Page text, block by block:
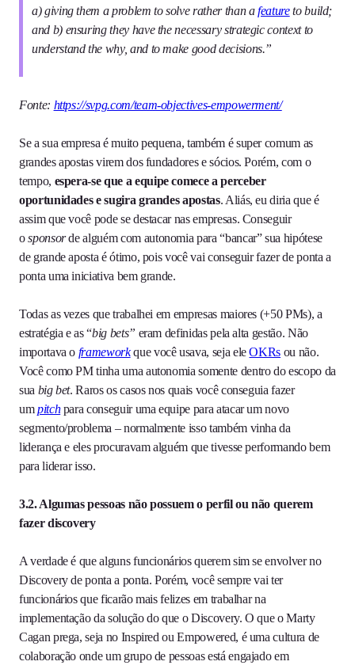
a) giving them a problem to solve rather than afeatureto build;
and b) ensuring they have the necessary strategic context to
understand the why, and to make good decisions.”
Fonte: https://svpg.com/team-objectives-empowerment/
Se a sua empresa é muito pequena, também é super comum as
grandes apostas virem dos fundadores e sócios. Porém, com o
tempo, espera-se que a equipe comece a perceber
oportunidades e sugira grandes apostas. Aliás, eu diria que é
assim que você pode se destacar nas empresas. Conseguir
osponsorde alguém com autonomia para “bancar” sua hipótese
de grande aposta é ótimo, pois você vai conseguir fazer de ponta a
ponta uma iniciativa bem grande.
Todas as vezes que trabalhei em empresas maiores (+50 PMs), a
estratégia e as “big bets” eram definidas pela alta gestão. Não
importava o frameworkque você usava, seja eleOKRs ou não.
Você como PM tinha uma autonomia somente dentro do escopo da
sua big bet. Raros os casos nos quais você conseguia fazer
umpitchpara conseguir uma equipe para atacar um novo
segmento/problema – normalmente isso também vinha da
liderança e eles procuravam alguém que tivesse performando bem
para liderar isso.
3.2. Algumas pessoas não possuem o perfil ou não querem
fazer discovery
A verdade é que alguns funcionários querem sim se envolver no
Discovery de ponta a ponta. Porém, você sempre vai ter
funcionários que ficarão mais felizes em trabalhar na
implementação da solução do que o Discovery. O que o Marty
Cagan prega, seja no Inspired ou Empowered, é uma cultura de
colaboração onde um grupo de pessoas está engajado em